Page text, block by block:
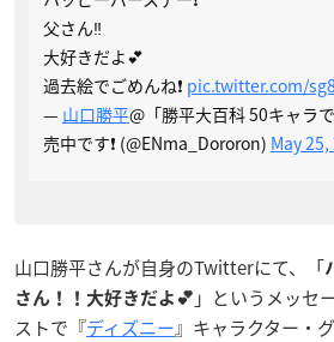
父さん‼️
大好きだよ💕
過去絵でごめんね❗️ pic.twitter.com/
— 山口勝平@「勝平大百科 50キャラ
売中です❗️ (@ENma_Dororon) May 25,
山口勝平さんが自身のTwitterにて、「
さん！！大好きだよ💕 」というメッセ
ストで『ディズニー』キャラクター・